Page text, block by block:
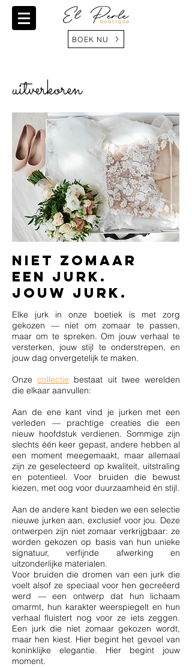
BOEK NU
uitverkoren
Niet zomaar
een jurk.
Jouw jurk.
Elke jurk in onze boetiek is met zorg
gekozen — niet om zomaar te passen,
maar om te spreken. Om jouw verhaal te
versterken, jouw stijl te onderstrepen, en
jouw dag onvergetelijk te maken.
Onzecollectie bestaat uit twee werelden
die elkaar aanvullen:
Aan de ene kant vind je jurken met een
verleden — prachtige creaties die een
nieuw hoofdstuk verdienen. Sommige zijn
slechts één keer gepast, andere hebben al
een moment meegemaakt, maar allemaal
zijn ze geselecteerd op kwaliteit, uitstraling
en potentieel. Voor bruiden die bewust
kiezen, met oog voor duurzaamheid én stijl.
Aan de andere kant bieden we een selectie
nieuwe jurken aan, exclusief voor jou. Deze
ontwerpen zijn niet zomaar verkrijgbaar: ze
worden gekozen op basis van hun unieke
signatuur, verfijnde afwerking en
uitzonderlijke materialen.
Voor bruiden die dromen van een jurk die
voelt alsof ze speciaal voor hen gecreëerd
werd — een ontwerp dat hun lichaam
omarmt, hun karakter weerspiegelt en hun
verhaal fluistert nog voor ze iets zeggen.
Een jurk die niet zomaar gekozen wordt,
maar hen kiest. Hier begint het gevoel van
koninklijke elegantie. Hier begint jouw
moment.